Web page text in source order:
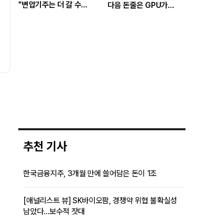
"변압기주는 더 갈 수
다음 돈줄은 GPU가
추천 기사
한국금융지주, 3개월 만에 쓸어담은 돈이 1조
[애널리스트 뷰] SK바이오팜, 경쟁약 위협 불확실성
남았다…보수적 잣대